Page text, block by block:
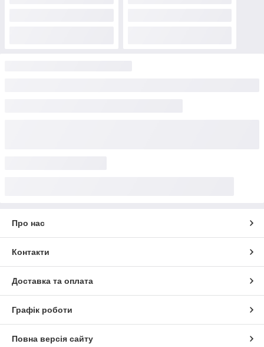
Про нас
Контакти
Доставка та оплата
Графік роботи
Повна версія сайту